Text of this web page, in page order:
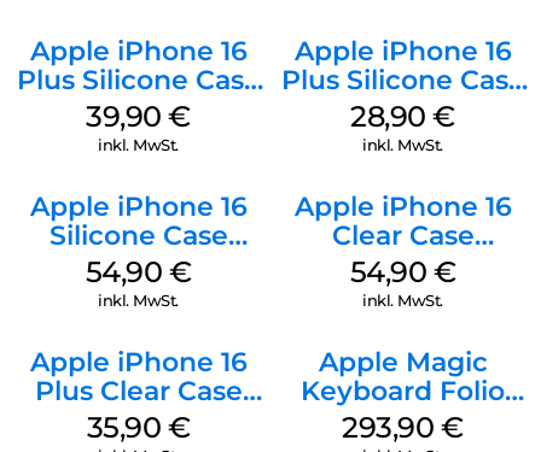
Apple iPhone 16
Plus Silicone Case
MagSafe Plum
39,90€
inkl. MwSt.
Apple iPhone 16
Plus Silicone Case
MagSafe Black
28,90€
inkl. MwSt.
Apple iPhone 16
Silicone Case
MagSafe Lake
Green
54,90 €
inkl. MwSt.
Apple iPhone 16
Clear Case
MagSafe
Transparent
54,90 €
inkl. MwSt.
Apple iPhone 16
Plus Clear Case
MagSafe
35,90 €
Apple Magic
Keyboard Folio
iPad 10.9″ (10.Gen.)
293,90€